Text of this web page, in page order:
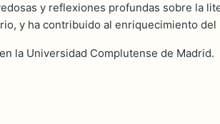
y reflexiones profundas sobre la
y ha contribuido al enriquecimiento
la Universidad Complutense de Madrid.